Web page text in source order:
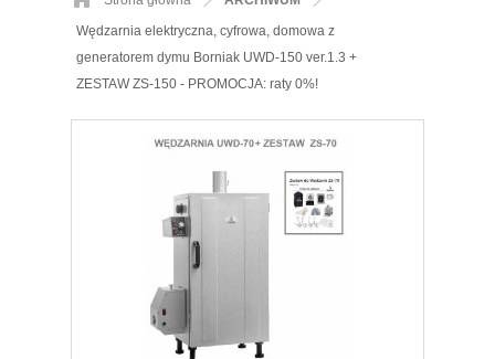
Wędzarnia elektryczna, cyfrowa, domowa z
generatorem dymu Borniak UWD-150 ver.1.3 +
ZESTAW ZS-150 - PROMOCJA: raty 0%!